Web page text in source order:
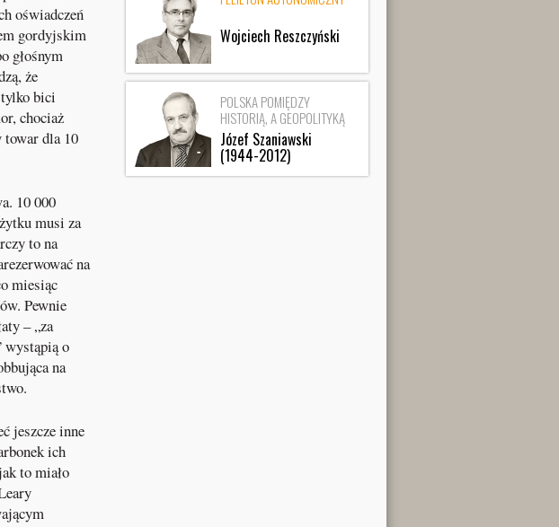
oświadczeń
gordyjskim
głośnym
że
bici
chociaż
towar dla 10
10 000
musi za
to na
na
miesiąc
Pewnie
– „za
wystąpią o
na
jeszcze inne
ich
to miało
Wojciech Reszczyński
POLSKA POMIĘDZY
HISTORIĄ, A GEOPOLITYKĄ
Józef Szaniawski
(1944-2012)